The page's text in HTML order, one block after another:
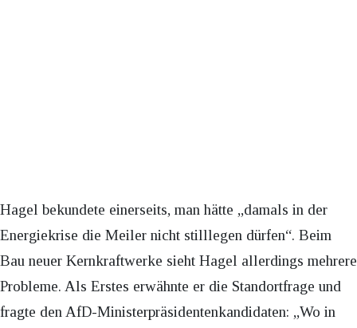
Hagel bekundete einerseits, man hätte „damals in der
Energiekrise die Meiler nicht stilllegen dürfen“. Beim
Bau neuer Kernkraftwerke sieht Hagel allerdings mehrere
Probleme. Als Erstes erwähnte er die Standortfrage und
fragte den AfD-Ministerpräsidentenkandidaten: „Wo in